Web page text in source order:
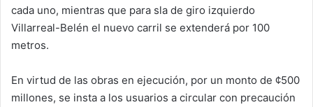
cada uno, mientras que para sla de giro izquierdo
Villarreal-Belén el nuevo carril se extenderá por 100
metros.
En virtud de las obras en ejecución, por un monto de ¢500
millones, se insta a los usuarios a circular con precaución